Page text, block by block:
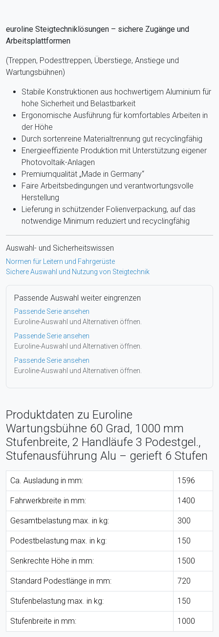
euroline Steigtechniklösungen – sichere Zugänge und
Arbeitsplattformen
(Treppen, Podesttreppen, Überstiege, Anstiege und
Wartungsbühnen)
Stabile Konstruktionen aus hochwertigem Aluminium für
hohe Sicherheit und Belastbarkeit
Ergonomische Ausführung für komfortables Arbeiten in
der Höhe
Durch sortenreine Materialtrennung gut recyclingfähig
Energieeffiziente Produktion mit Unterstützung eigener
Photovoltaik-Anlagen
Premiumqualität „Made in Germany“
Faire Arbeitsbedingungen und verantwortungsvolle
Herstellung
Lieferung in schützender Folienverpackung, auf das
notwendige Minimum reduziert und recyclingfähig
Auswahl- und Sicherheitswissen
Normen für Leitern und Fahrgerüste
Sichere Auswahl und Nutzung von Steigtechnik
Passende Auswahl weiter eingrenzen
Passende Serie ansehen
Euroline-Auswahl und Alternativen öffnen.
Passende Serie ansehen
Euroline-Auswahl und Alternativen öffnen.
Passende Serie ansehen
Euroline-Auswahl und Alternativen öffnen.
Produktdaten zu Euroline
Wartungsbühne 60 Grad, 1000 mm
Stufenbreite, 2 Handläufe 3 Podestgel.,
Stufenausführung Alu – gerieft 6 Stufen
Ca. Ausladung in mm: 1596
Fahrwerkbreite in mm: 1400
Gesamtbelastung max. in kg: 300
Podestbelastung max. in kg: 150
Senkrechte Höhe in mm: 1500
Standard Podestlänge in mm: 720
Stufenbelastung max. in kg: 150
Stufenbreite in mm: 1000